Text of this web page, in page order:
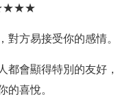
對方易接受你的感情。
都會顯得特別的友好，
的喜悅。